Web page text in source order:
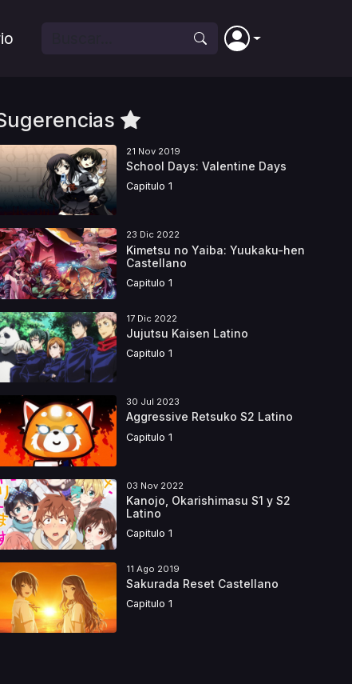
21 Nov 2019
School Days: Valentine Days
Capitulo 1
23 Dic 2022
Kimetsu no Yaiba: Yuukaku-hen
Castellano
Capitulo 1
17 Dic 2022
Jujutsu Kaisen Latino
Capitulo 1
30 Jul 2023
Aggressive Retsuko S2 Latino
Capitulo 1
03 Nov 2022
Kanojo, Okarishimasu S1 y S2
Latino
Capitulo 1
11 Ago 2019
Sakurada Reset Castellano
Capitulo 1